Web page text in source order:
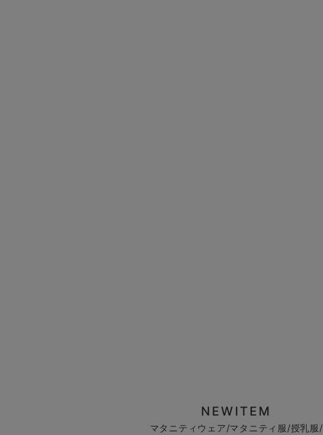
NEWITEM
マタニティウェア/マタニティ服/授乳服/